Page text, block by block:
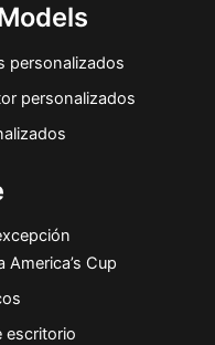
personalizados
personalizados
America’s Cup
escritorio